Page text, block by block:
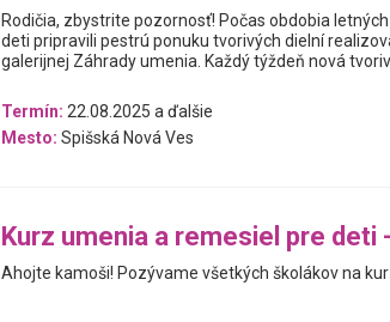
Rodičia, zbystrite pozornosť! Počas obdobia
deti pripravili pestrú ponuku tvorivých dielní
galerijnej Záhrady umenia. Každý týždeň nová
Termín: 22.08.2025 a ďalšie
Mesto: Spišská Nová Ves
Kurz umenia a remesiel pre deti
Ahojte kamoši! Pozývame všetkých školákov na